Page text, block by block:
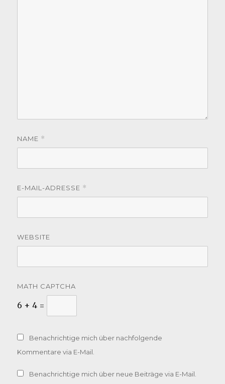
NAME *
E-MAIL-ADRESSE *
WEBSITE
MATH CAPTCHA
6 + 4 =
Benachrichtige mich über nachfolgende
Kommentare via E-Mail.
Benachrichtige mich über neue Beiträge via E-Mail.